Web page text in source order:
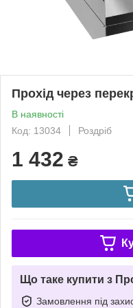
Прохід через
В наявності
Код: 13034
Роздріб
1 432 ₴
Що таке купити з
Замовлення під